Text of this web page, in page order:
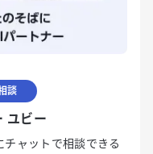
談
ユビー
ャットで相談できる